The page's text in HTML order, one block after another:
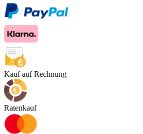
Kauf auf Rechnung
Ratenkauf